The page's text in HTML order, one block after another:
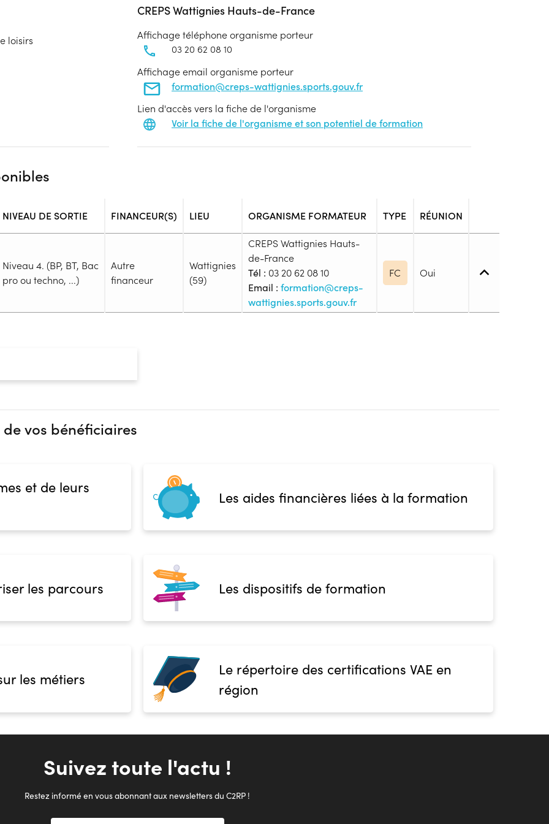
loisirs
CREPS Wattignies Hauts-de-France
Affichage téléphone organisme porteur
03 20 62 08 10
Affichage email organisme porteur
formation@creps-wattignies.sports.gouv.fr
Lien d'accès vers la fiche de l'organisme
Voir la fiche de l'organisme et son potentiel de formation
NIVEAU DE SORTIE FINANCEUR(S) LIEU ORGANISME FORMATEUR TYPE RÉUNION
Niveau 4. (BP, BT, Bac
pro ou techno, ...)
Autre
financeur
Wattignies
(59)
CREPS Wattignies Hauts-
de-France
Tél : 03 20 62 08 10
Email : formation@creps-
wattignies.sports.gouv.fr
FC Oui
(ergomètres…) Récupération (étirements, relaxation…)
Public :
En recherche d'emploi, Tout public
Réunions d'informations
0 :
Complément d'information
Aucune information
vos bénéficiaires
et de leurs
Les aides financières liées à la formation
les parcours Les dispositifs de formation
les métiers
Le répertoire des certifications VAE en
région
Suivez toute l'actu !
Restez informé en vous abonnant aux newsletters du C2RP !